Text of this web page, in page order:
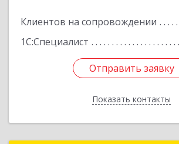
Клиентов на сопровождении
1С:Специалист
Отправить заявку
Показать контакты
Отправить заявку
Назад